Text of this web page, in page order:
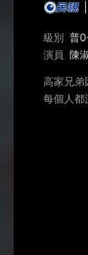
級別 普
演員 陳
高家兄弟
每個人都